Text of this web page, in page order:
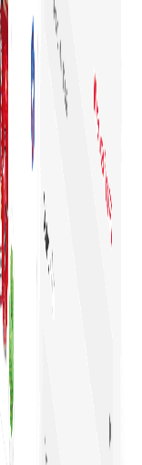
บวนการที่เชื่อมผู้ซื้อ
เร็วและตัดสินใจ
ง
างรวดเร็ว
วเลือกที่เข้าถึงได้